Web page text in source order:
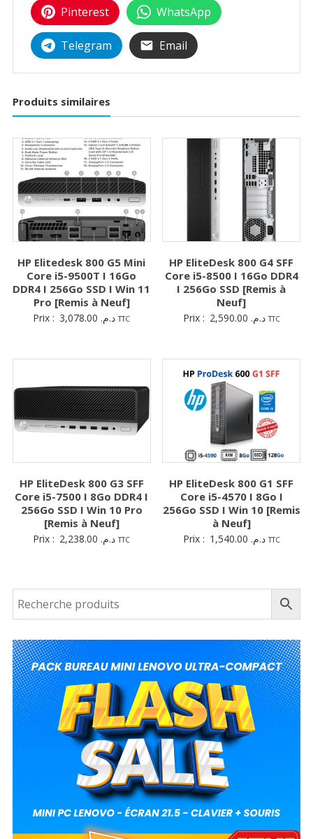
Pinterest WhatsApp
Telegram Email
Produits similaires
HP Elitedesk 800 G5 Mini
Core i5-9500T I 16Go
DDR4 I 256Go SSD I Win 11
Pro [Remis à Neuf]
Prix : د.م. TTC
HP EliteDesk 800 G4 SFF
Core i5-8500 I 16Go DDR4
I 256Go SSD [Remis à
Neuf]
Prix : د.م. TTC
HP EliteDesk 800 G3 SFF
Core i5-7500 I 8Go DDR4 I
256Go SSD I Win 10 Pro
[Remis à Neuf]
Prix : د.م. TTC
HP EliteDesk 800 G1 SFF
Core i5-4570 I 8Go I
256Go SSD I Win 10 [Remis
à Neuf]
Prix : د.م. TTC